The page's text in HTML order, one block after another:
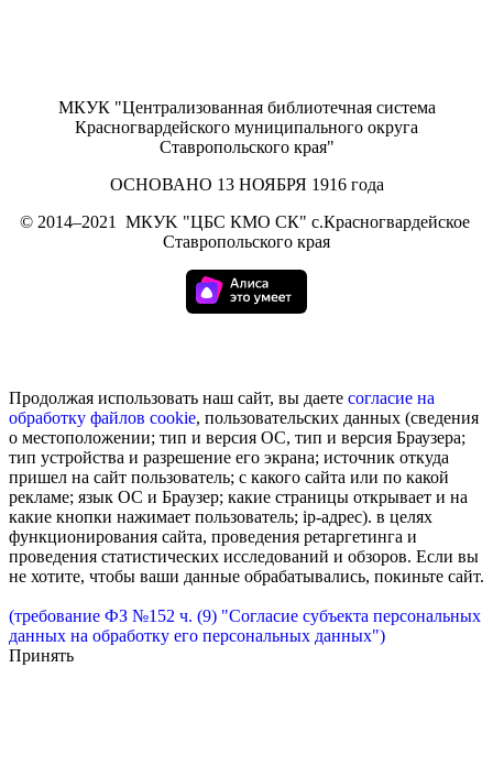
МКУК "Централизованная библиотечная система
Красногвардейского муниципального округа
Ставропольского края"
ОСНОВАНО 13 НОЯБРЯ 1916 года
© 2014–2021
МКУK "ЦБС КМО СК" с.Красногвардейское
Ставропольского края
Продолжая использовать наш сайт, вы даете согласие на
обработку файлов cookie, пользовательских данных (сведения
о местоположении; тип и версия ОС, тип и версия Браузера;
тип устройства и разрешение его экрана; источник откуда
пришел на сайт пользователь; с какого сайта или по какой
рекламе; язык ОС и Браузер; какие страницы открывает и на
какие кнопки нажимает пользователь; ip-адрес). в целях
функционирования сайта, проведения ретаргетинга и
проведения статистических исследований и обзоров. Если вы
не хотите, чтобы ваши данные обрабатывались, покиньте сайт.
(требование ФЗ №152 ч. (9) "Согласие субъекта персональных
данных на обработку его персональных данных")
Принять